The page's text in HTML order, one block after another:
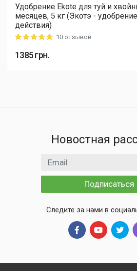
Удобрение Ekote для туй и
месяцев, 5 кг (Экотэ -
действия)
Rating: 5 out of 510 отзывов
1385грн.
Новостная
Email адрес
Подписаться
Следите за нами в